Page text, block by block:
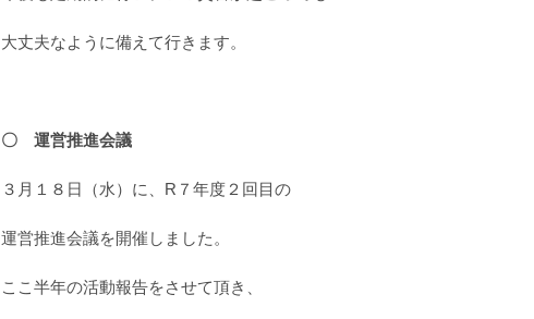
大丈夫なように備えて行きます。
〇 運営推進会議
３月１８日（水）に、R７年度２回目の
運営推進会議を開催しました。
ここ半年の活動報告をさせて頂き、